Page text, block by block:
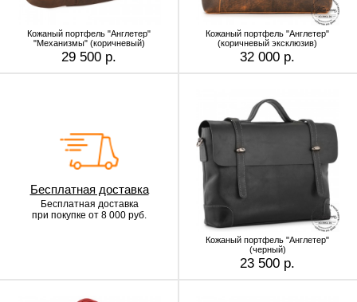
Кожаный портфель "Англетер"
"Механизмы" (коричневый)
29 500 р.
Кожаный портфель "Англетер"
(коричневый эксклюзив)
32 000 р.
Бесплатная доставка
Бесплатная доставка
при покупке от 8 000 руб.
Кожаный портфель "Англетер"
(черный)
23 500 р.